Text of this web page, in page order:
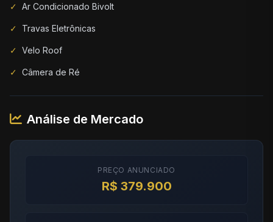
✓ Ar Condicionado Bivolt
✓ Travas Eletrônicas
✓ Velo Roof
✓ Câmera de Ré
Análise de Mercado
PREÇO ANUNCIADO
R$ 379.900